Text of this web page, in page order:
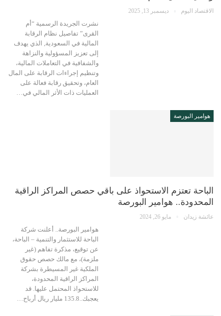
الاقتصاد اليوم ديسمبر 13, 2025
نشرت الجريدة الرسمية “أم
القرى” تفاصيل نظام الرقابة
المالية في السعودية, الذي يهدف
إلى تعزيز المسؤولية والنزاهة
والشفافية في التعاملات المالية،
وتنظيم إجراءات الرقابة على المال
العام، وتحقيق رقابة فعالة على
العمليات ذات الأثر المالي في…
هوامير البورصة
الباحة تعتزم الاستحواذ على باقي حصص المراكز الراقية
المحدودة.. هوامير البورصة
عائشة زيدان مايو 26, 2024
هوامير البورصة.. أعلنت شركة
الباحة للاستثمار والتنمية – الباحة،
عن توقيع، مذكرة تفاهم (غير
ملزمة)، مع مالك حصص حقوق
الملكية غير المسيطرة بشركة
المراكز الراقية المحدودة،
للاستحواذ المحتمل عليها. قد
يعجبك..135.8 مليار ريال أرباح…